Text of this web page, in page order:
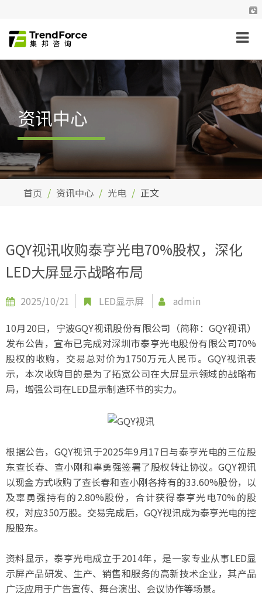
资讯中心
首页 资讯中心 光电 正文
GQY视讯收购泰亨光电70%股权，深化
LED大屏显示战略布局
2025/10/21 LED显示屏
admin
10月20日，宁波GQY视讯股份有限公司（简称：GQY视讯）
发布公告，宣布已完成对深圳市泰亨光电股份有限公司70%
股权的收购，交易总对价为1750万元人民币。GQY视讯表
示，本次收购目的是为了拓宽公司在大屏显示领域的战略布
局，增强公司在LED显示制造环节的实力。
根据公告，GQY视讯于2025年9月17日与泰亨光电的三位股
东查长春、查小刚和辜勇强签署了股权转让协议。GQY视讯
以现金方式收购了查长春和查小刚各持有的33.60%股份，以
及辜勇强持有的2.80%股份，合计获得泰亨光电70%的股
权，对应350万股。交易完成后，GQY视讯成为泰亨光电的控
股股东。
资料显示，泰亨光电成立于2014年，是一家专业从事LED显
示屏产品研发、生产、销售和服务的高新技术企业，其产品
广泛应用于广告宣传、舞台演出、会议协作等场景。